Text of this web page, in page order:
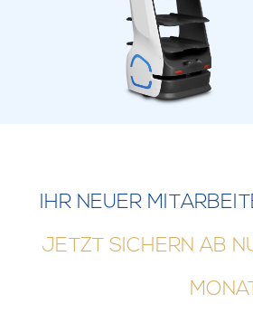
IHR NEUER
JETZT SICHERN AB
MONAT